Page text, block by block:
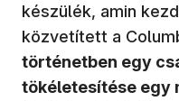
készülék, amin
közvetített a
történetben egy
tökéletesítése egy